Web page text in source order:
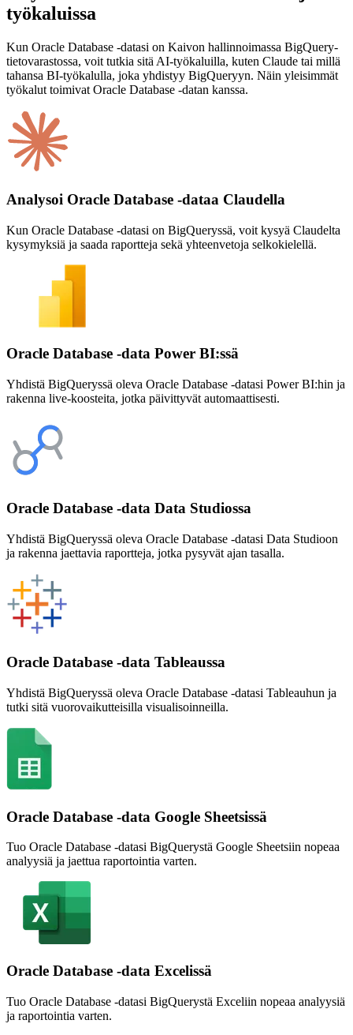
työkaluissa
Kun Oracle Database -datasi on Kaivon hallinnoimassa BigQuery-
tietovarastossa, voit tutkia sitä AI-työkaluilla, kuten Claude tai millä
tahansa BI-työkalulla, joka yhdistyy BigQueryyn. Näin yleisimmät
työkalut toimivat Oracle Database -datan kanssa.
Analysoi Oracle Database -dataa Claudella
Kun Oracle Database -datasi on BigQueryssä, voit kysyä Claudelta
kysymyksiä ja saada raportteja sekä yhteenvetoja selkokielellä.
Oracle Database -data Power BI:ssä
Yhdistä BigQueryssä oleva Oracle Database -datasi Power BI:hin ja
rakenna live-koosteita, jotka päivittyvät automaattisesti.
Oracle Database -data Data Studiossa
Yhdistä BigQueryssä oleva Oracle Database -datasi Data Studioon
ja rakenna jaettavia raportteja, jotka pysyvät ajan tasalla.
Oracle Database -data Tableaussa
Yhdistä BigQueryssä oleva Oracle Database -datasi Tableauhun ja
tutki sitä vuorovaikutteisilla visualisoinneilla.
Oracle Database -data Google Sheetsissä
Tuo Oracle Database -datasi BigQuerystä Google Sheetsiin nopeaa
analyysiä ja jaettua raportointia varten.
Oracle Database -data Excelissä
Tuo Oracle Database -datasi BigQuerystä Exceliin nopeaa analyysiä
ja raportointia varten.